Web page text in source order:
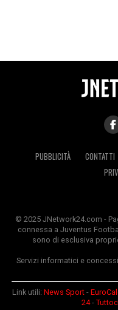
PUBBLICITÀ CONTATTI
© 2025 JNetwork24.com -
connessa a Juventus
sono di esclusiva
Servizi informatici e
Link utili: News Sport-
24-